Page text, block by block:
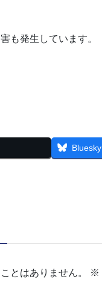
も発生しています。
Bluesky
とはありません。 ※